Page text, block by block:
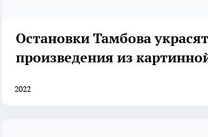
Остановки Тамбова украсят
произведения из
2022